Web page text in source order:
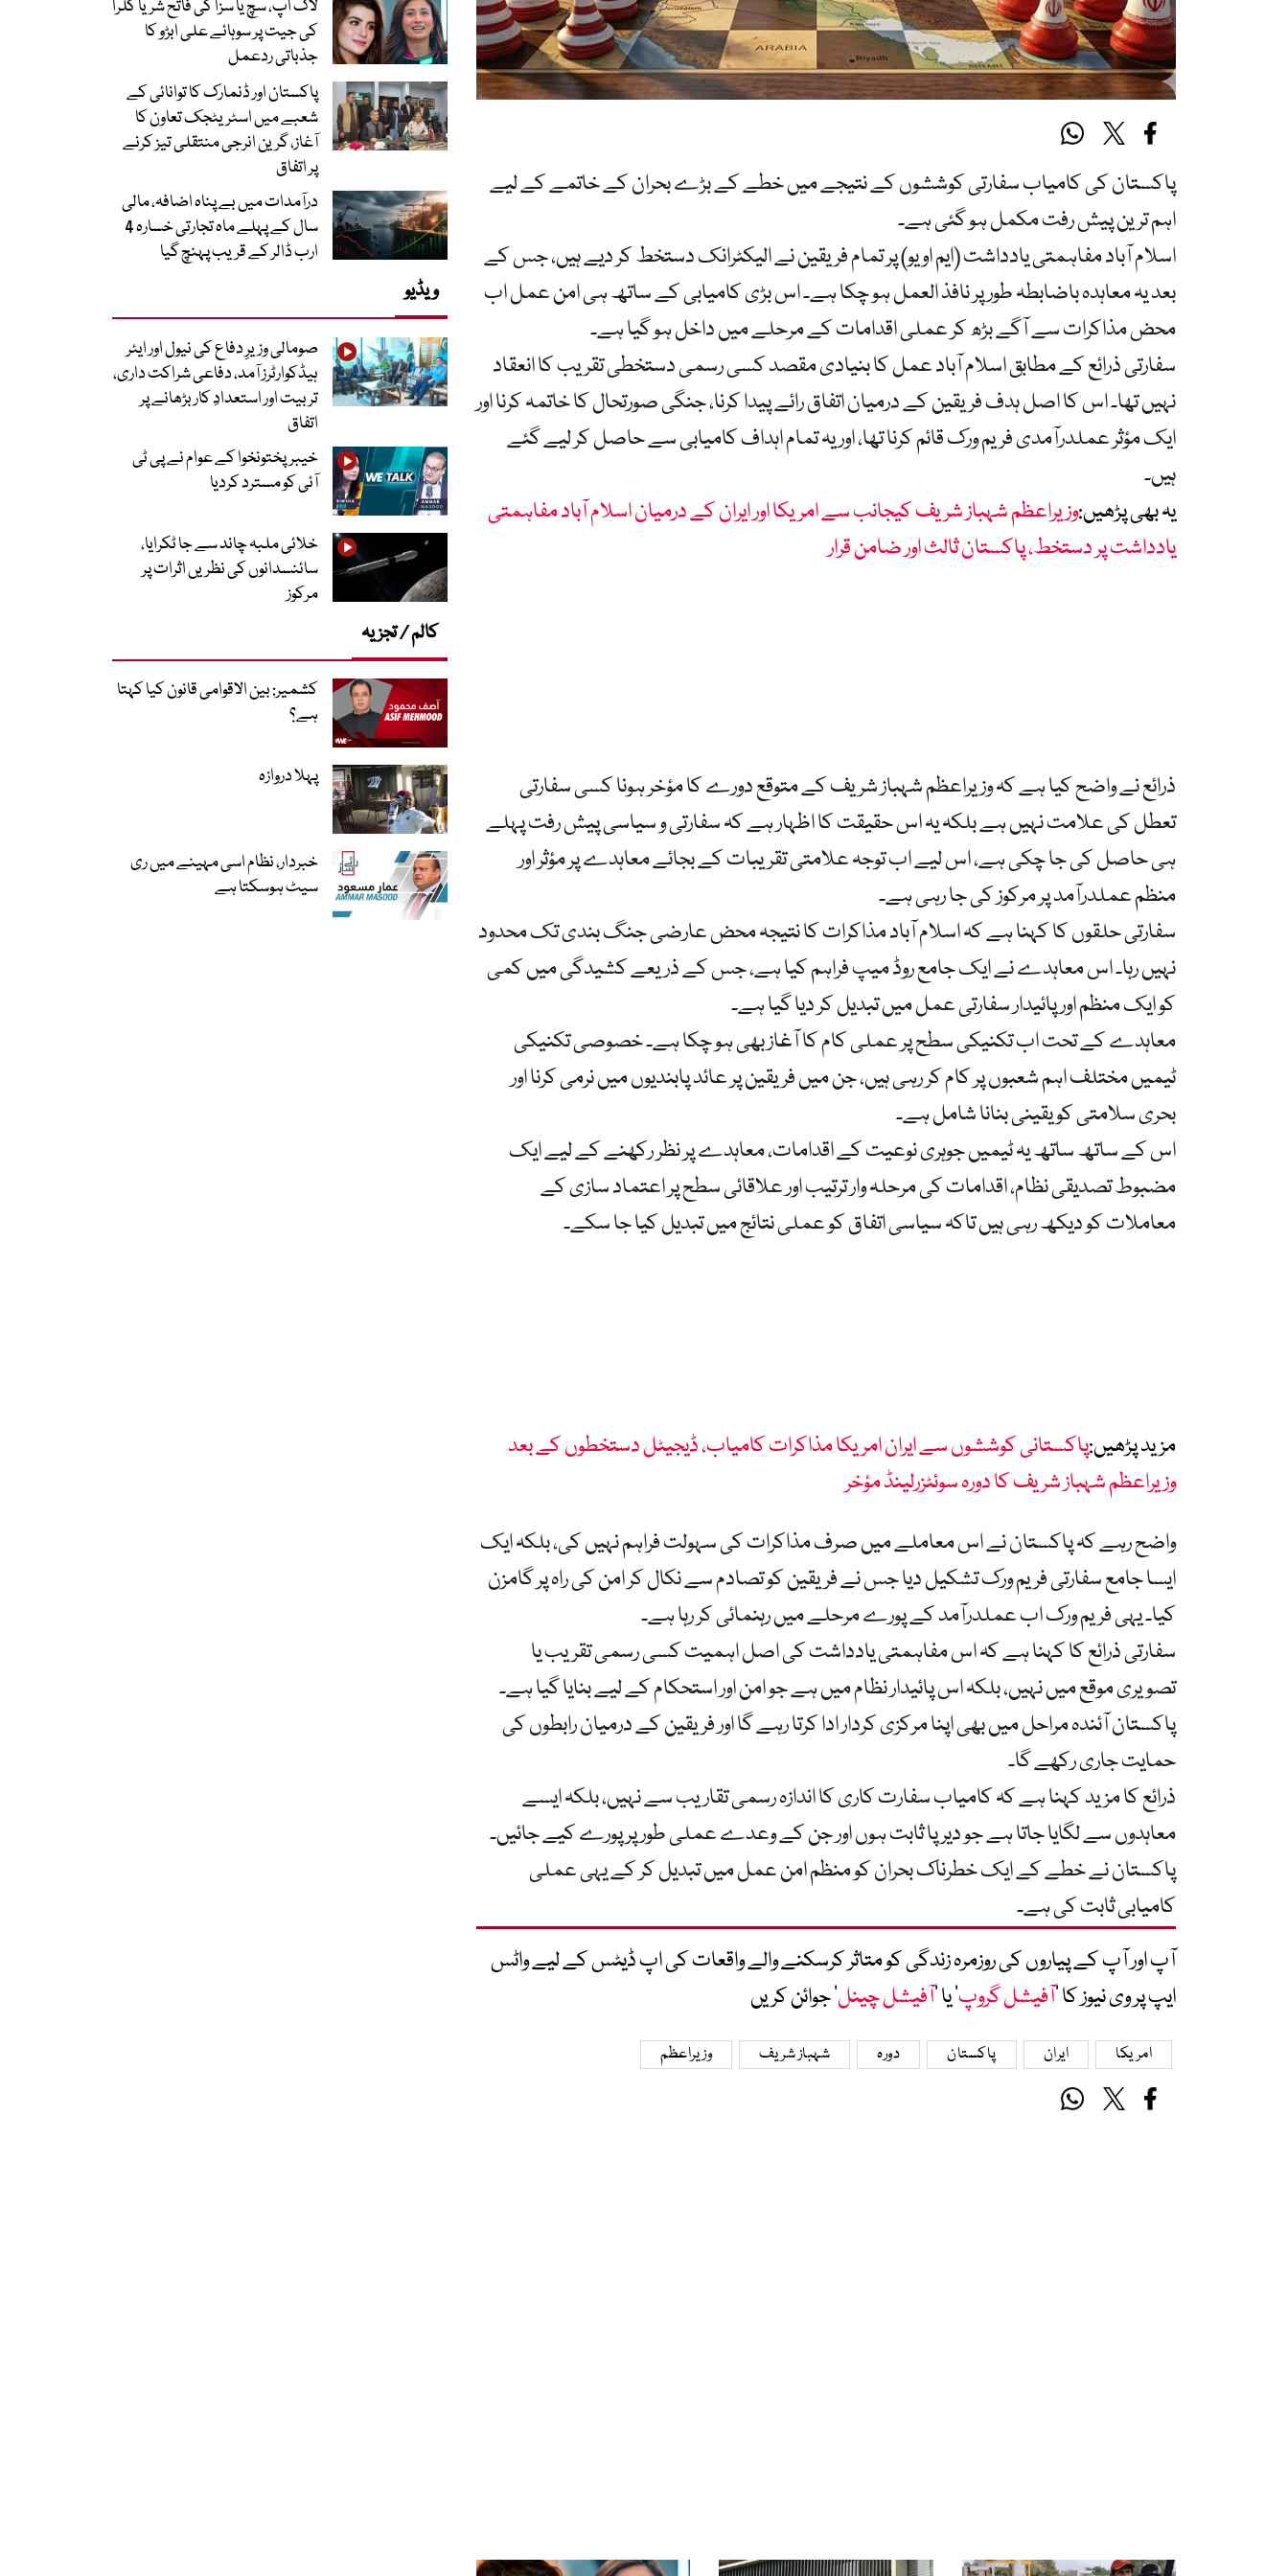
پاکستان کی کامیاب سفارتی کوششوں کے نتیجے میں خطے کے بڑے بحران کے خاتمے کے لیے
اہم ترین پیش رفت مکمل ہو گئی ہے۔
اسلام آباد مفاہمتی یادداشت (ایم او یو) پر تمام فریقین نے الیکٹرانک دستخط کر دیے ہیں، جس کے
بعد یہ معاہدہ باضابطہ طور پر نافذ العمل ہو چکا ہے۔ اس بڑی کامیابی کے ساتھ ہی امن عمل اب
محض مذاکرات سے آگے بڑھ کر عملی اقدامات کے مرحلے میں داخل ہو گیا ہے۔
سفارتی ذرائع کے مطابق اسلام آباد عمل کا بنیادی مقصد کسی رسمی دستخطی تقریب کا انعقاد
نہیں تھا۔ اس کا اصل ہدف فریقین کے درمیان اتفاق رائے پیدا کرنا، جنگی صورتحال کا خاتمہ کرنا اور
ایک مؤثر عملدرآمدی فریم ورک قائم کرنا تھا، اور یہ تمام اہداف کامیابی سے حاصل کر لیے گئے
ہیں۔
یہ بھی پڑھیں:وزیراعظم شہباز شریف کیجانب سے امریکا اور ایران کے درمیان اسلام آباد مفاہمتی
یادداشت پر دستخط، پاکستان ثالث اور ضامن قرار
ذرائع نے واضح کیا ہے کہ وزیراعظم شہباز شریف کے متوقع دورے کا مؤخر ہونا کسی سفارتی
تعطل کی علامت نہیں ہے بلکہ یہ اس حقیقت کا اظہار ہے کہ سفارتی و سیاسی پیش رفت پہلے
ہی حاصل کی جا چکی ہے، اس لیے اب توجہ علامتی تقریبات کے بجائے معاہدے پر مؤثر اور
منظم عملدرآمد پر مرکوز کی جا رہی ہے۔
سفارتی حلقوں کا کہنا ہے کہ اسلام آباد مذاکرات کا نتیجہ محض عارضی جنگ بندی تک محدود
نہیں رہا۔ اس معاہدے نے ایک جامع روڈ میپ فراہم کیا ہے، جس کے ذریعے کشیدگی میں کمی
کو ایک منظم اور پائیدار سفارتی عمل میں تبدیل کر دیا گیا ہے۔
معاہدے کے تحت اب تکنیکی سطح پر عملی کام کا آغاز بھی ہو چکا ہے۔ خصوصی تکنیکی
ٹیمیں مختلف اہم شعبوں پر کام کر رہی ہیں، جن میں فریقین پر عائد پابندیوں میں نرمی کرنا اور
بحری سلامتی کو یقینی بنانا شامل ہے۔
اس کے ساتھ ساتھ یہ ٹیمیں جوہری نوعیت کے اقدامات، معاہدے پر نظر رکھنے کے لیے ایک
مضبوط تصدیقی نظام، اقدامات کی مرحلہ وار ترتیب اور علاقائی سطح پر اعتماد سازی کے
معاملات کو دیکھ رہی ہیں تاکہ سیاسی اتفاق کو عملی نتائج میں تبدیل کیا جا سکے۔
مزید پڑھیں:پاکستانی کوششوں سے ایران امریکا مذاکرات کامیاب، ڈیجیٹل دستخطوں کے بعد
وزیراعظم شہباز شریف کا دورہ سوئٹزرلینڈ مؤخر
واضح رہے کہ پاکستان نے اس معاملے میں صرف مذاکرات کی سہولت فراہم نہیں کی، بلکہ ایک
ایسا جامع سفارتی فریم ورک تشکیل دیا جس نے فریقین کو تصادم سے نکال کر امن کی راہ پر گامزن
کیا۔ یہی فریم ورک اب عملدرآمد کے پورے مرحلے میں رہنمائی کر رہا ہے۔
سفارتی ذرائع کا کہنا ہے کہ اس مفاہمتی یادداشت کی اصل اہمیت کسی رسمی تقریب یا
تصویری موقع میں نہیں، بلکہ اس پائیدار نظام میں ہے جو امن اور استحکام کے لیے بنایا گیا ہے۔
پاکستان آئندہ مراحل میں بھی اپنا مرکزی کردار ادا کرتا رہے گا اور فریقین کے درمیان رابطوں کی
حمایت جاری رکھے گا۔
ذرائع کا مزید کہنا ہے کہ کامیاب سفارت کاری کا اندازہ رسمی تقاریب سے نہیں، بلکہ ایسے
معاہدوں سے لگایا جاتا ہے جو دیرپا ثابت ہوں اور جن کے وعدے عملی طور پر پورے کیے جائیں۔
پاکستان نے خطے کے ایک خطرناک بحران کو منظم امن عمل میں تبدیل کر کے یہی عملی
کامیابی ثابت کی ہے۔
آپ اور آپ کے پیاروں کی روزمرہ زندگی کو متاثر کرسکنے والے واقعات کی اپ ڈیٹس کے لیے واٹس
ایپ پر وی نیوز کا ’آفیشل گروپ‘ یا ’آفیشل چینل‘ جوائن کریں
امریکا ایران پاکستان دورہ شہباز شریف وزیراعظم
لاک اپ، سچ یا سزا کی فاتح شریا کلرا
کی جیت پر سوہائے علی ابڑو کا
جذباتی ردعمل
پاکستان اور ڈنمارک کا توانائی کے
شعبے میں اسٹریٹجک تعاون کا
آغاز، گرین انرجی منتقلی تیز کرنے
پر اتفاق
درآمدات میں بے پناہ اضافہ، مالی
سال کے پہلے ماہ تجارتی خسارہ 4
ارب ڈالر کے قریب پہنچ گیا
ویڈیو
صومالی وزیرِ دفاع کی نیول اور ایئر
ہیڈکوارٹرز آمد، دفاعی شراکت داری،
تربیت اور استعدادِ کار بڑھانے پر
اتفاق
خیبرپختونخوا کے عوام نے پی ٹی
آئی کو مسترد کردیا
خلائی ملبہ چاند سے جا ٹکرایا،
سائنسدانوں کی نظریں اثرات پر
مرکوز
کالم / تجزیہ
کشمیر: بین الاقوامی قانون کیا کہتا
ہے؟
پہلا دروازہ
خبردار، نظام اسی مہینے میں ری
سیٹ ہوسکتا ہے